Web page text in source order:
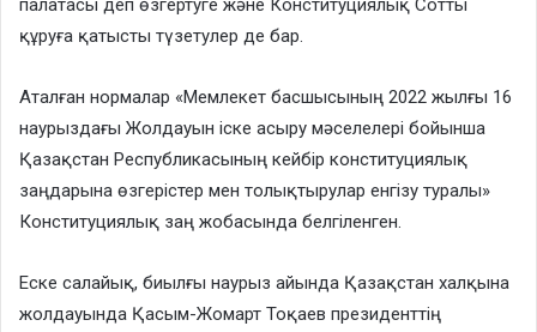
палатасы деп өзгертуге және Конституциялық Сотты
құруға қатысты түзетулер де бар.
Аталған нормалар «Мемлекет басшысының 2022 жылғы 16
наурыздағы Жолдауын іске асыру мәселелері бойынша
Қазақстан Республикасының кейбір конституциялық
заңдарына өзгерістер мен толықтырулар енгізу туралы»
Конституциялық заң жобасында белгіленген.
Еске салайық, биылғы наурыз айында Қазақстан халқына
жолдауында Қасым-Жомарт Тоқаев президенттің